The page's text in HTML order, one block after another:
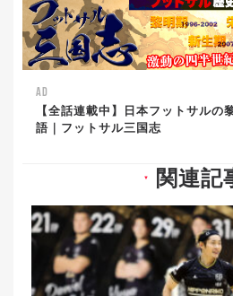
AD
【全話連載中】日本フットサルの
語｜フットサル三国志
▼ 関連記